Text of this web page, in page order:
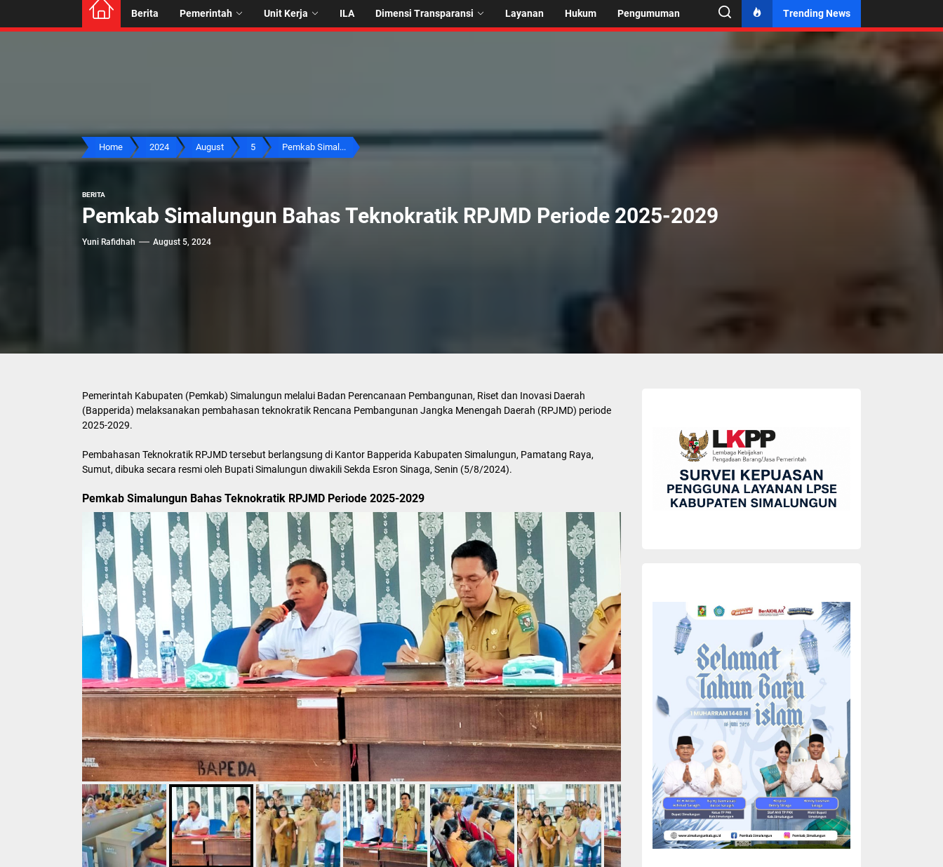
Berita Pemerintah Unit Kerja ILA Dimensi Transparansi Layanan Hukum Pengumuman Trending News
Home 2024 August 5 Pemkab Simal...
BERITA
Pemkab Simalungun Bahas Teknokratik RPJMD Periode 2025-2029
Yuni Rafidhah August 5, 2024
Pemerintah Kabupaten (Pemkab) Simalungun melalui Badan Perencanaan Pembangunan, Riset dan Inovasi Daerah
(Bapperida) melaksanakan pembahasan teknokratik Rencana Pembangunan Jangka Menengah Daerah (RPJMD) periode
2025-2029.
Pembahasan Teknokratik RPJMD tersebut berlangsung di Kantor Bapperida Kabupaten Simalungun, Pamatang Raya,
Sumut, dibuka secara resmi oleh Bupati Simalungun diwakili Sekda Esron Sinaga, Senin (5/8/2024).
Pemkab Simalungun Bahas Teknokratik RPJMD Periode 2025-2029